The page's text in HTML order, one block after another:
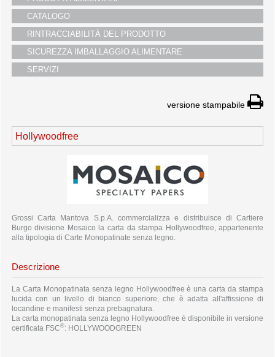
i partners
servizio clienti
fiere
CATALOGO
RINTRACCIABILITÀ DEL PRODOTTO
SICUREZZA IMBALLAGGIO ALIMENTARE
SERVIZI
versione stampabile
Hollywoodfree
Grossi Carta Mantova S.p.A. commercializza e distribuisce di Cartiere
Burgo divisione Mosaico la carta da stampa Hollywoodfree, appartenente
alla tipologia di Carte Monopatinate senza legno.
Descrizione
La Carta Monopatinata senza legno Hollywoodfree è una carta da stampa
lucida con un livello di bianco superiore, che è adatta all'affissione di
locandine e manifesti senza prebagnatura.
La carta monopatinata senza legno Hollywoodfree è disponibile in versione
certificata FSC®: HOLLYWOODGREEN